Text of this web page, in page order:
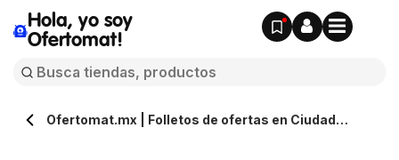
Hola, yo soy
Ofertomat!
Ofertomat.mx | Folletos de ofertas en Ciudad